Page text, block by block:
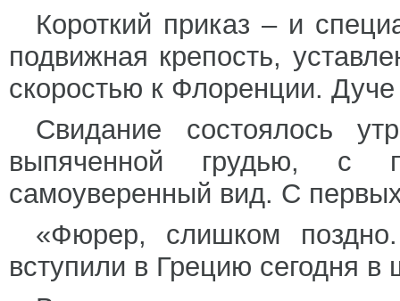
Короткий приказ – и
подвижная крепость,
скоростью к Флоренции.
Свидание состоялось
выпяченной грудью, с
самоуверенный вид. С
«Фюрер, слишком
вступили в Грецию сегодня в